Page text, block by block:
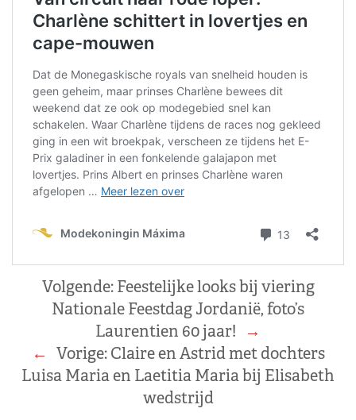
Volgende: Feestelijke looks bij viering
Nationale Feestdag Jordanië, foto’s
Laurentien 60 jaar!
→
← Vorige: Claire en Astrid met dochters
Luisa Maria en Laetitia Maria bij Elisabeth
wedstrijd